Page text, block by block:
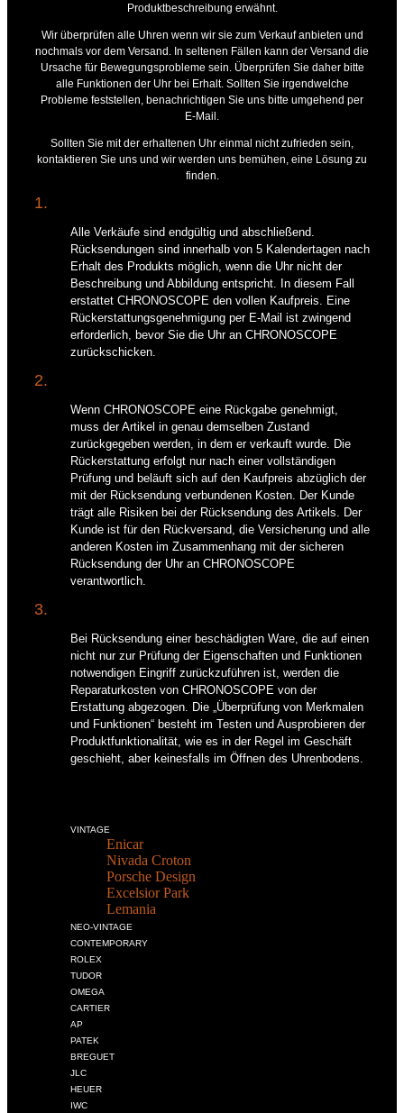
Produktbeschreibung erwähnt.
Wir überprüfen alle Uhren wenn wir sie zum Verkauf anbieten und
nochmals vor dem Versand. In seltenen Fällen kann der Versand die
Ursache für Bewegungsprobleme sein. Überprüfen Sie daher bitte
alle Funktionen der Uhr bei Erhalt. Sollten Sie irgendwelche
Probleme feststellen, benachrichtigen Sie uns bitte umgehend per
E-Mail.
Sollten Sie mit der erhaltenen Uhr einmal nicht zufrieden sein,
kontaktieren Sie uns und wir werden uns bemühen, eine Lösung zu
finden.
1.
Alle Verkäufe sind endgültig und abschließend.
Rücksendungen sind innerhalb von 5 Kalendertagen nach
Erhalt des Produkts möglich, wenn die Uhr nicht der
Beschreibung und Abbildung entspricht. In diesem Fall
erstattet CHRONOSCOPE den vollen Kaufpreis. Eine
Rückerstattungsgenehmigung per E-Mail ist zwingend
erforderlich, bevor Sie die Uhr an CHRONOSCOPE
zurückschicken.
2.
Wenn CHRONOSCOPE eine Rückgabe genehmigt,
muss der Artikel in genau demselben Zustand
zurückgegeben werden, in dem er verkauft wurde. Die
Rückerstattung erfolgt nur nach einer vollständigen
Prüfung und beläuft sich auf den Kaufpreis abzüglich der
mit der Rücksendung verbundenen Kosten. Der Kunde
trägt alle Risiken bei der Rücksendung des Artikels. Der
Kunde ist für den Rückversand, die Versicherung und alle
anderen Kosten im Zusammenhang mit der sicheren
Rücksendung der Uhr an CHRONOSCOPE
verantwortlich.
3.
Bei Rücksendung einer beschädigten Ware, die auf einen
nicht nur zur Prüfung der Eigenschaften und Funktionen
notwendigen Eingriff zurückzuführen ist, werden die
Reparaturkosten von CHRONOSCOPE von der
Erstattung abgezogen. Die „Überprüfung von Merkmalen
und Funktionen“ besteht im Testen und Ausprobieren der
Produktfunktionalität, wie es in der Regel im Geschäft
geschieht, aber keinesfalls im Öffnen des Uhrenbodens.
VINTAGE
Enicar
Nivada Croton
Porsche Design
Excelsior Park
Lemania
NEO-VINTAGE
CONTEMPORARY
ROLEX
TUDOR
OMEGA
CARTIER
AP
PATEK
BREGUET
JLC
HEUER
IWC